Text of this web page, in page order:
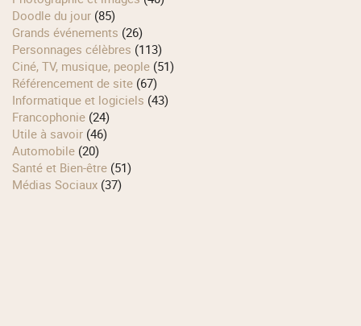
Doodle du jour (85)
Grands événements (26)
Personnages célèbres (113)
Ciné, TV, musique, people (51)
Référencement de site (67)
Informatique et logiciels (43)
Francophonie (24)
Utile à savoir (46)
Automobile (20)
Santé et Bien-être (51)
Médias Sociaux (37)